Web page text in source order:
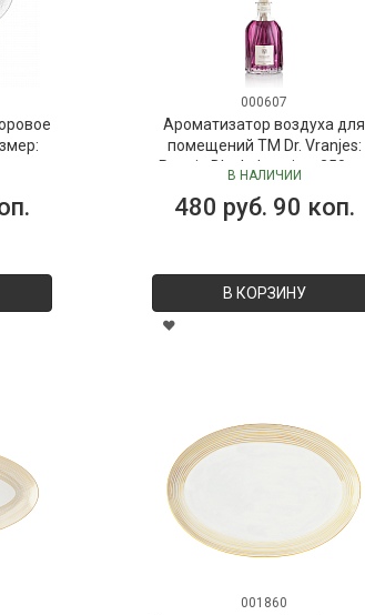
000607
Ароматизатор воздуха для
помещений ТМ Dr. Vranjes:
Peonia Black Jasmine, 250 мл
Vranjes
В НАЛИЧИИ
480 руб. 90 коп.
В КОРЗИНУ
001860